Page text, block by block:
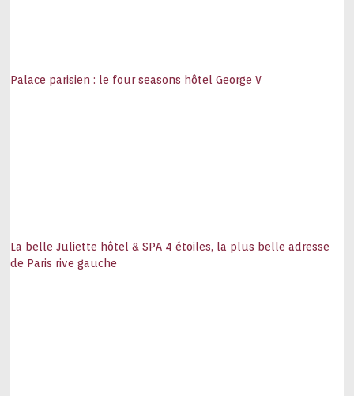
Palace parisien : le four seasons hôtel George V
La belle Juliette hôtel & SPA 4 étoiles, la plus belle adresse
de Paris rive gauche